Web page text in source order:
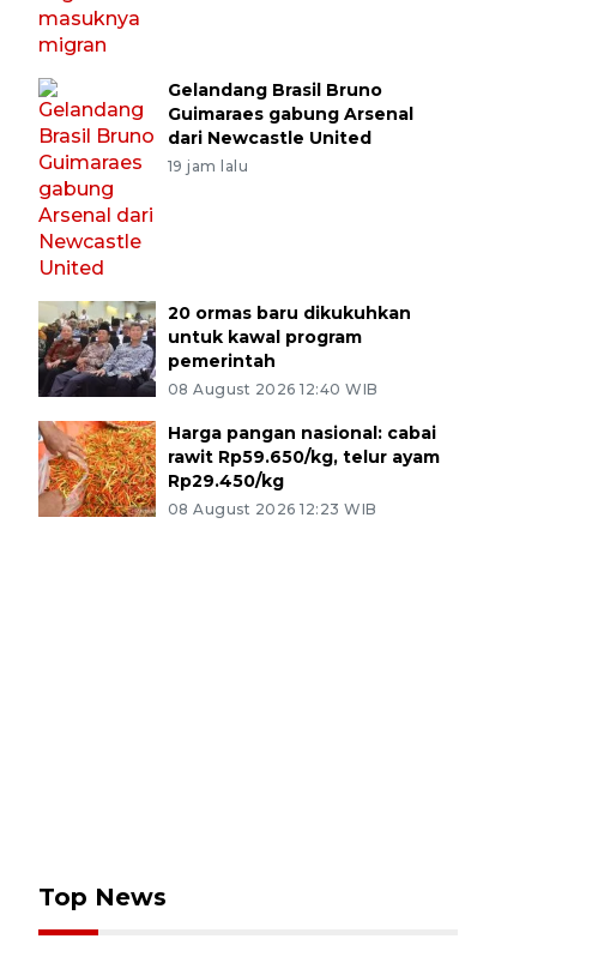
Gelandang Brasil Bruno
Guimaraes gabung Arsenal
dari Newcastle United
19 jam lalu
20 ormas baru dikukuhkan
untuk kawal program
pemerintah
08 August 2026 12:40 WIB
Harga pangan nasional: cabai
rawit Rp59.650/kg, telur ayam
Rp29.450/kg
08 August 2026 12:23 WIB
Top News